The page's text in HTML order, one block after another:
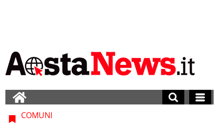
COMUNI